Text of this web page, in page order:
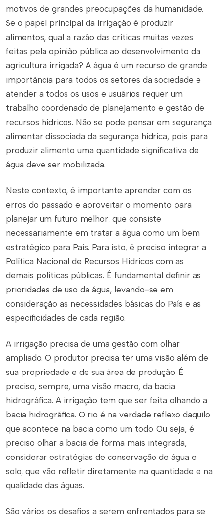
motivos de grandes preocupações da humanidade.
Se o papel principal da irrigação é produzir
alimentos, qual a razão das críticas muitas vezes
feitas pela opinião pública ao desenvolvimento da
agricultura irrigada? A água é um recurso de grande
importância para todos os setores da sociedade e
atender a todos os usos e usuários requer um
trabalho coordenado de planejamento e gestão de
recursos hídricos. Não se pode pensar em segurança
alimentar dissociada da segurança hídrica, pois para
produzir alimento uma quantidade significativa de
água deve ser mobilizada.
Neste contexto, é importante aprender com os
erros do passado e aproveitar o momento para
planejar um futuro melhor, que consiste
necessariamente em tratar a água como um bem
estratégico para País. Para isto, é preciso integrar a
Política Nacional de Recursos Hídricos com as
demais políticas públicas. É fundamental definir as
prioridades de uso da água, levando-se em
consideração as necessidades básicas do País e as
especificidades de cada região.
A irrigação precisa de uma gestão com olhar
ampliado. O produtor precisa ter uma visão além de
sua propriedade e de sua área de produção. É
preciso, sempre, uma visão macro, da bacia
hidrográfica. A irrigação tem que ser feita olhando a
bacia hidrográfica. O rio é na verdade reflexo daquilo
que acontece na bacia como um todo. Ou seja, é
preciso olhar a bacia de forma mais integrada,
considerar estratégias de conservação de água e
solo, que vão refletir diretamente na quantidade e na
qualidade das águas.
São vários os desafios a serem enfrentados para se